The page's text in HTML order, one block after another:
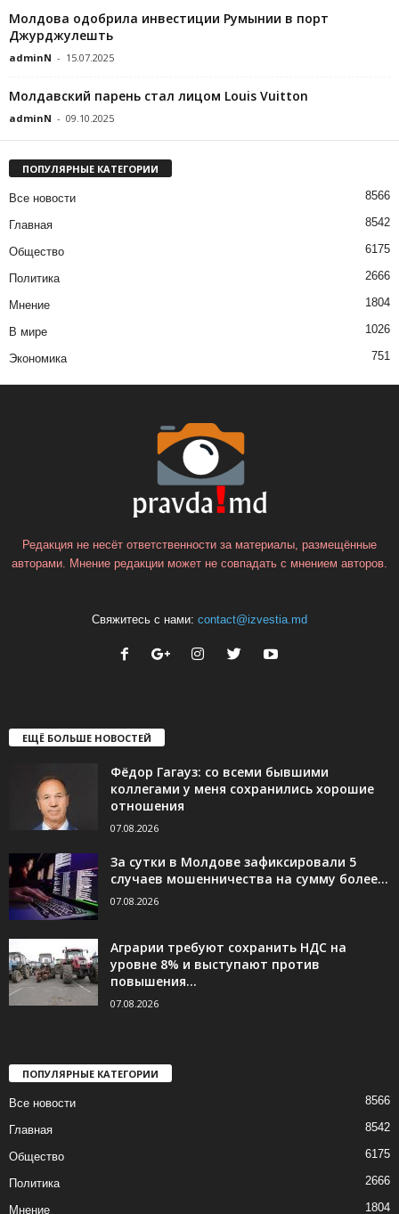
Молдова одобрила инвестиции Румынии в порт
Джурджулешть
adminN - 15.07.2025
Молдавский парень стал лицом Louis Vuitton
adminN - 09.10.2025
ПОПУЛЯРНЫЕ КАТЕГОРИИ
Все новости 8566
Главная 8542
Общество 6175
Политика 2666
Мнение 1804
В мире 1026
Экономика 751
Редакция не несёт ответственности за материалы, размещённые
авторами. Мнение редакции может не совпадать с мнением авторов.
Свяжитесь с нами: contact@izvestia.md
ЕЩЁ БОЛЬШЕ НОВОСТЕЙ
Фёдор Гагауз: со всеми бывшими
коллегами у меня сохранились хорошие
отношения
07.08.2026
За сутки в Молдове зафиксировали 5
случаев мошенничества на сумму более...
07.08.2026
Аграрии требуют сохранить НДС на
уровне 8% и выступают против
повышения...
07.08.2026
ПОПУЛЯРНЫЕ КАТЕГОРИИ
Все новости 8566
Главная 8542
Общество 6175
Политика 2666
Мнение 1804